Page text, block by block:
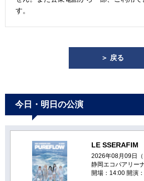
す。
＞ 戻る
今日・明日の公演
LE SSERAFIM
2026年08月09日（
静岡エコパアリー
開場：14:00 開演